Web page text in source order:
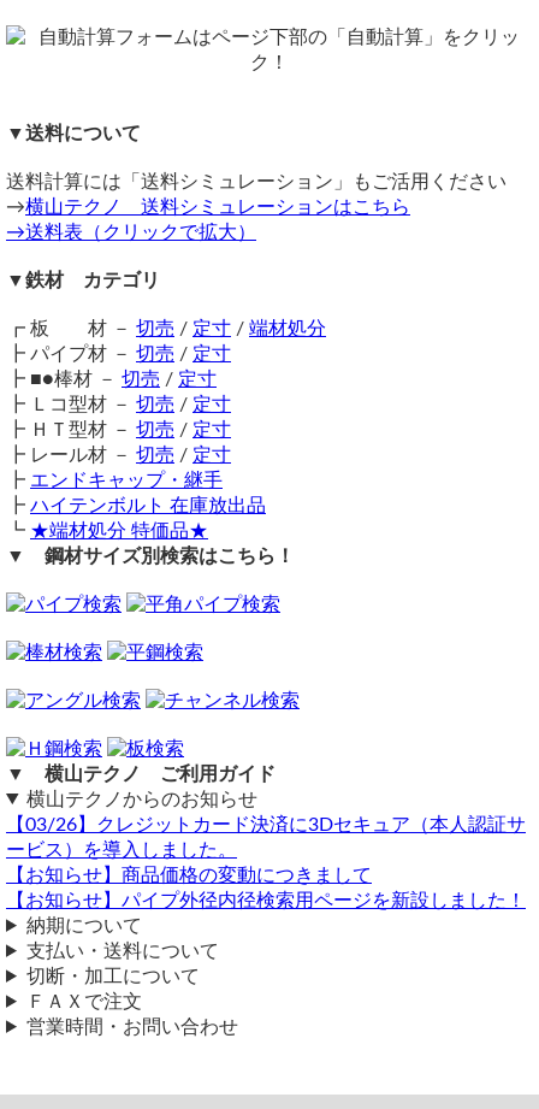
黒皮鉄板の鉄円板は 鉄 円板（SS400）
も取り扱っておりま
購入材料価格は希望切断寸法重量による価格となります。
が違います。
【30Φ以下の場合】
め、時価見積もり
で、
Q&Aコーナーまたは見積依頼フォーム
せください。
また小サイズカットのため多数注文割引は対象外となりま
す。
レーザーカット品は切断の始点と終点の重なる部分に多少の
欠けや窪み等が出る場合があります。
鉄材は性質上、錆が生じます。販売品も多少の錆がある場合
がございますので、予めご了承ください。
在庫不足の場合は取り寄せとなるため納期に＋数日を要しま
送料（養生梱包費含む）は数量に応じて別途掛かります。
工業用鋼材となりますので、材料の移動・切断・加工・配送
に伴う擦り傷や汚れ・歪み等が発生します事をご了承くださ
い。
商品の返品・交換はお受けできません。
商品購入は自動計算フォームに必要寸法・数量等を入力し、
試算結果を確認後、買い物カートに追加して注文フォームへ
とお進みください。
ご注文メール返信にて送料・振込先等をご連絡いたします。
自動計算フォームでの試算ができない場合や複雑な加工を伴
う品の場合は、メールフォーム（見積依頼・注文依頼）より
お問い合わせください。
ださい。（手書き図面も可）
ドーナツ板加工は別途穴加工費が追加されます。（要見
レーザーカットは始点と終点の重なり部分に欠けが出ます。
い仕上がりとなります。
同サイズまとめ買いで多数同時注文割引適用！
ら>>
⇒ 鉄 円板 丸板(SS400) 任意円径寸法 レーザー切り売り
⇒ 黒皮鉄板 厚板(12.0mm厚～) 希望寸法 レーザーカット＆
ガス切断
⇒ 鉄 円板 平丸板 丸パイプメクラ蓋用(SS材)打抜き材 市販
品
⇒ ドーナッツ円形板(SS400) 任意内外径寸法 レーザー切り
売り
⇒ 鉄 黒皮 丸棒材 丸形鋼材（SS400・S45C）切り売り
▼送料について
送料計算には「送料シミュレーション」もご活用ください
→横山テクノ 送料シミュレーションはこちら
→送料表（クリックで拡大）
▼鉄材 カテゴリ
┏ 板 材 － 切売 / 定寸 / 端材処分
┣ パイプ材 － 切売 / 定寸
┣ ■●棒材 － 切売 / 定寸
┣ Ｌコ型材 － 切売 / 定寸
┣ ＨＴ型材 － 切売 / 定寸
┣ レール材 － 切売 / 定寸
┣ エンドキャップ・継手
┣ ハイテンボルト 在庫放出品
┗ ★端材処分 特価品★
▼ 鋼材サイズ別検索はこちら！
▼ 横山テクノ ご利用ガイド
横山テクノからのお知らせ
【03/26】クレジットカード決済に3Dセキュア（本人認証サ
ービス）を導入しました。
【お知らせ】商品価格の変動につきまして
【お知らせ】パイプ外径内径検索用ページを新設しました！
納期について
支払い・送料について
切断・加工について
ＦＡＸで注文
営業時間・お問い合わせ